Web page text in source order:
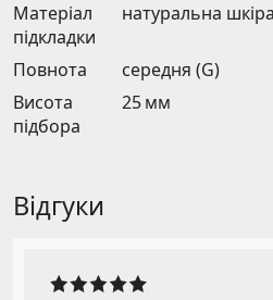
Матеріал
підкладки
натуральна шкіра
Повнота
середня (G)
Висота
підбора
25 мм
Відгуки